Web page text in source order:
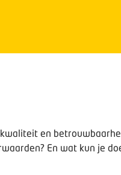
en
En wat kun je